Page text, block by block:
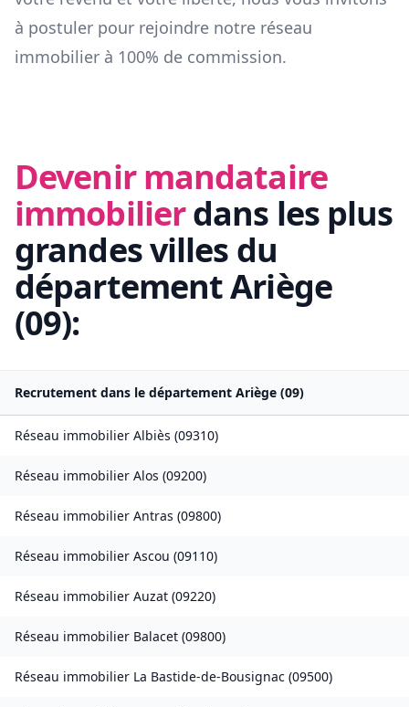
à postuler pour rejoindre notre réseau
immobilier à 100% de commission.
Devenir mandataire
immobilierdans les plus
grandes villes du
départementAriège
(09):
Recrutement dans le département Ariège (09)
Réseau immobilier Albiès (09310)
Réseau immobilier Alos (09200)
Réseau immobilier Antras (09800)
Réseau immobilier Ascou (09110)
Réseau immobilier Auzat (09220)
Réseau immobilier Balacet (09800)
Réseau immobilier La Bastide-de-Bousignac (09500)